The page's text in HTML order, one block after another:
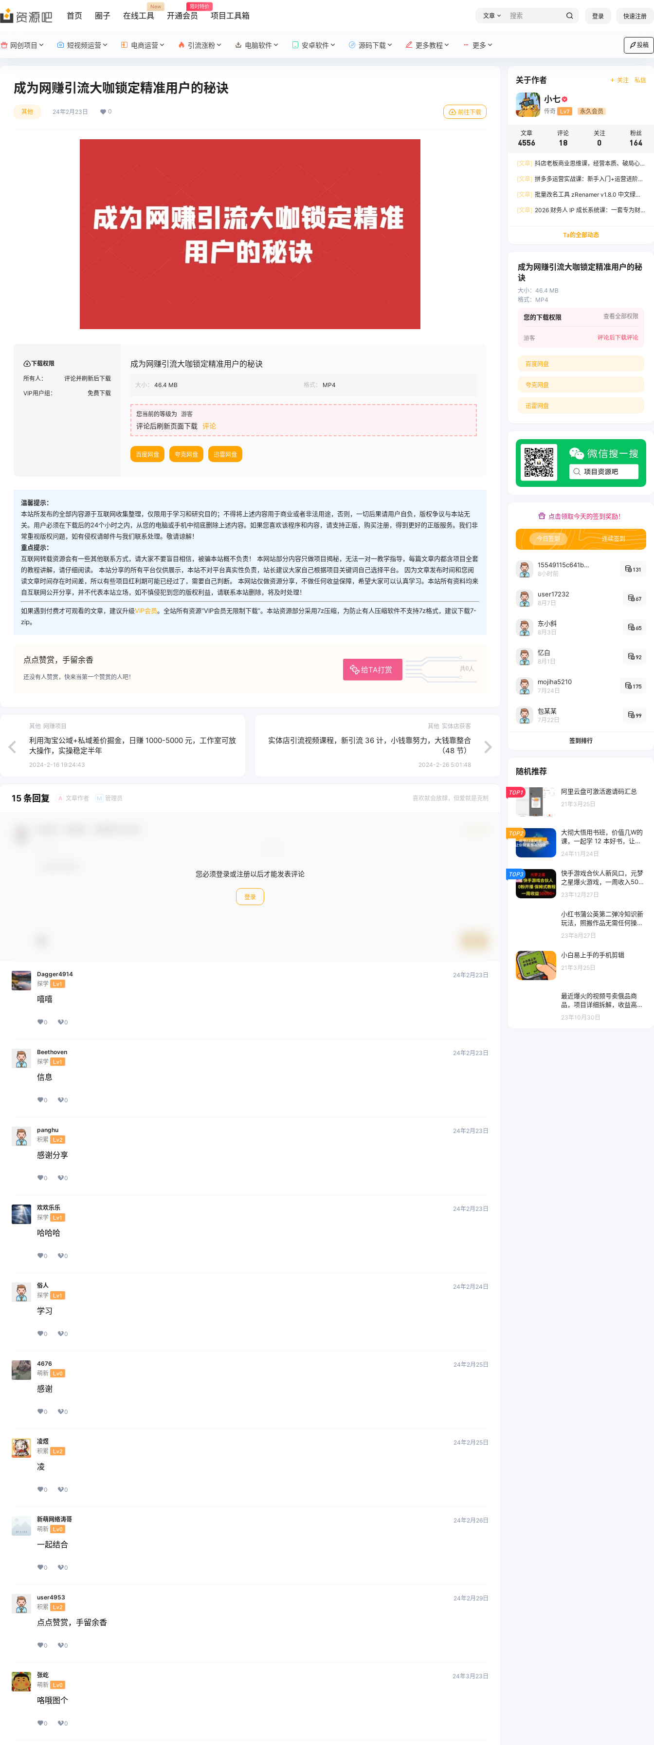
首页 圈子 在线工具
New
开通会员
限时特价
项目工具箱 文章 登录 快速注册
网创项目 短视频运营 电商运营 引流涨粉 电脑软件 安卓软件 源码下载 更多教程 更多 投稿
成为网赚引流大咖锁定精准用户的秘诀
其他 24年2月23日 0 前往下载
下载权限
所有人：
评论并刷新后下载
VIP用户组：
免费下载
成为网赚引流大咖锁定精准用户的秘诀
大小： 46.4 MB 格式： MP4
您当前的等级为 游客
评论后刷新页面下载 评论
百度网盘 夸克网盘 迅雷网盘
温馨提示：
本站所发布的全部内容源于互联网收集整理，仅限用于学习和研究目的；不得将上述内容用于商业或者非法用途，否则，一切后果请用户自负，版权争议与本站无
关。用户必须在下载后的24个小时之内，从您的电脑或手机中彻底删除上述内容。如果您喜欢该程序和内容，请支持正版，购买注册，得到更好的正版服务。我们非
常重视版权问题，如有侵权请邮件与我们联系处理。敬请谅解！
重点提示：
互联网转载资源会有一些其他联系方式，请大家不要盲目相信，被骗本站概不负责！ 本网站部分内容只做项目揭秘，无法一对一教学指导，每篇文章内都含项目全套
的教程讲解，请仔细阅读。 本站分享的所有平台仅供展示，本站不对平台真实性负责，站长建议大家自己根据项目关键词自己选择平台。 因为文章发布时间和您阅
读文章时间存在时间差，所以有些项目红利期可能已经过了，需要自己判断。 本网站仅做资源分享，不做任何收益保障，希望大家可以认真学习。本站所有资料均来
自互联网公开分享，并不代表本站立场，如不慎侵犯到您的版权利益，请联系本站删除，将及时处理！
如果遇到付费才可观看的文章，建议升级VIP会员。全站所有资源“VIP会员无限制下载”。本站资源部分采用7z压缩，为防止有人压缩软件不支持7z格式，建议下载7-
zip。
点点赞赏，手留余香
给TA打赏 共0人
还没有人赞赏，快来当第一个赞赏的人吧！
其他 网赚项目
利用淘宝公域+私域差价掘金，日赚 1000-5000 元，工作室可放
大操作，实操稳定半年
2024-2-16 19:24:43
其他 实体店获客
实体店引流视频课程，新引流 36 计，小钱靠努力，大钱靠整合
（48 节）
2024-2-26 5:01:48
15 条回复 A 文章作者 M 管理员 喜欢就会放肆，但爱就是克制
您必须登录或注册以后才能发表评论
登录
Dagger4914
探学 Lv1
24年2月23日
嘻嘻
0 0
Beethoven
探学 Lv1
24年2月23日
信息
0 0
panghu
积累
Lv2
24年2月23日
感谢分享
0 0
欢欢乐乐
探学 Lv1
24年2月23日
哈哈哈
0 0
俗人
探学 Lv1
24年2月24日
学习
0 0
4676
萌新 Lv0
24年2月25日
感谢
0 0
凌煜
积累
Lv2
24年2月25日
凌
0 0
新萌网络涛哥
萌新 Lv0
24年2月26日
一起结合
0 0
user4953
积累
Lv2
24年2月29日
点点赞赏，手留余香
0 0
张屹
萌新 Lv0
24年3月23日
咯哦图个
0 0
关于作者 关注 私信
小七
传奇 Lv7 永久会员
文章
4556
评论
18
关注
0
粉丝
164
[文章] 抖店老板商业思维课，经营本质、破局心
增
[文章] 拼多多运营实战课：新手入门+运营进阶、
出百单
[文章] 批量改名工具 zRenamer v1.8.0 中文绿色
[文章] 2026 财务人 IP 成长系统课：一套专为财
Ta的全部动态
成为网赚引流大咖锁定精准用户的秘
诀
大小： 46.4 MB
格式： MP4
您的下载权限 查看全部权限
游客 评论后下载评论
百度网盘
夸克网盘
迅雷网盘
点击领取今天的签到奖励！
今日签到 连续签到
15549115c641bc6524e64d1d800349ec7396
8小时前
131
user17232
8月7日
67
东小斜
8月3日
65
忆白
8月1日
92
mojiha5210
7月24日
175
包某某
7月22日
99
签到排行
随机推荐
TOP1 阿里云盘可激活邀请码汇总
21年3月25日
TOP2
大彻大悟用书班，价值几W的
课，一起学 12 本好书，让你
财富增长 10 倍
24年11月24日
TOP3
快手游戏合伙人新风口，元梦
之星爆火游戏，一周收入5000
23年12月27日
小红书蒲公英第二弹冷知识新
玩法，照搬作品无需任何操
作，轻松日入2000+！
23年8月27日
小白易上手的手机剪辑
21年3月25日
最近爆火的视频号卖俄品商
品，项目详细拆解，收益高好
操作！
23年10月30日